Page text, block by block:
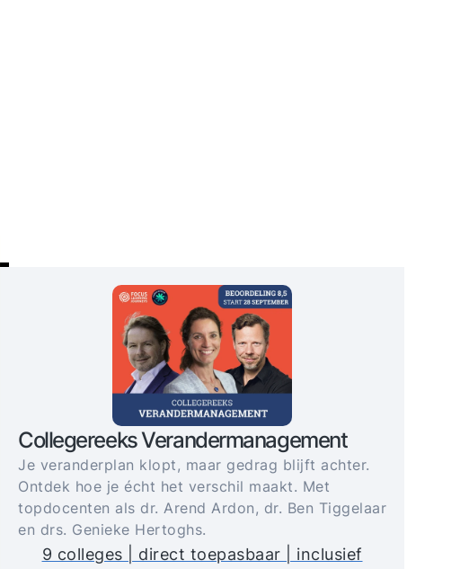
Collegereeks Verandermanagement
Je veranderplan klopt, maar gedrag blijft achter.
Ontdek hoe je écht het verschil maakt. Met
topdocenten als dr. Arend Ardon, dr. Ben Tiggelaar
en drs. Genieke Hertoghs.
9 colleges | direct toepasbaar | inclusief